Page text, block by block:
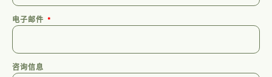
电子邮件
咨询信息